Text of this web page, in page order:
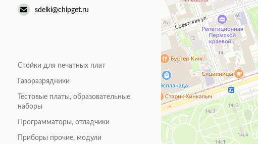
sdelki@chipget.ru
Стойки для печатных плат
Газоразрядники
Тестовые платы, образовательные
наборы
Программаторы, отладчики
Приборы прочие, модули